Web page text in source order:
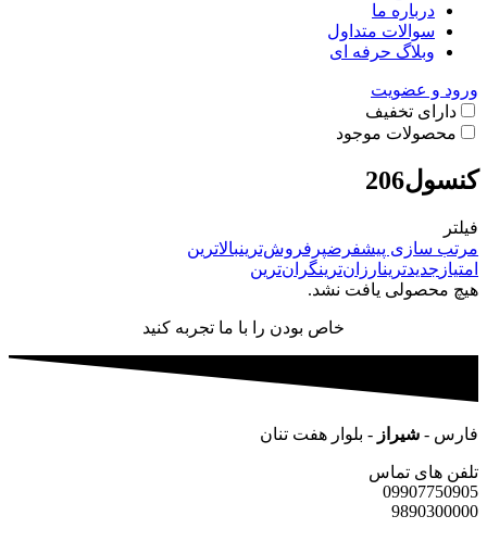
درباره ما
سوالات متداول
وبلاگ حرفه ای
ورود و عضویت
دارای تخفیف
محصولات موجود
کنسول206
فیلتر
مرتب سازی پیشفرضپرفروش‌ترینبالاترین
امتیاز جدیدترینارزان‌ترینگران‌ترین
هیچ محصولی یافت نشد.
خاص بودن را با ما تجربه کنید
فارس - شیراز - بلوار هفت تنان
تلفن های تماس
09907750905
9890300000